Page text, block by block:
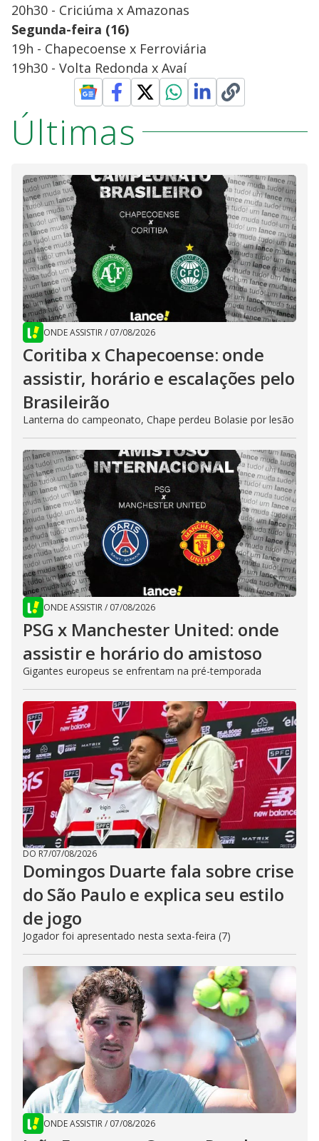
20h30 - Criciúma x Amazonas
Segunda-feira (16)
19h - Chapecoense x Ferroviária
19h30 - Volta Redonda x Avaí
Últimas
ONDE ASSISTIR/ 07/08/2026
Coritiba x Chapecoense: onde
assistir, horário e escalações pelo
Brasileirão
Lanterna do campeonato, Chape perdeu Bolasie por lesão
ONDE ASSISTIR/ 07/08/2026
PSG x Manchester United: onde
assistir e horário do amistoso
Gigantes europeus se enfrentam na pré-temporada
DO R7/07/08/2026
Domingos Duarte fala sobre crise
do São Paulo e explica seu estilo
de jogo
Jogador foi apresentado nesta sexta-feira (7)
ONDE ASSISTIR/ 07/08/2026